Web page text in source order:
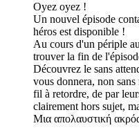
Oyez oyez !
Un nouvel épisode
héros est disponible !
Au cours d'un périple
trouver la fin de
Découvrez le sans
vous donnera, non
fil à retordre, de par
clairement hors sujet,
Μια απολαυστική